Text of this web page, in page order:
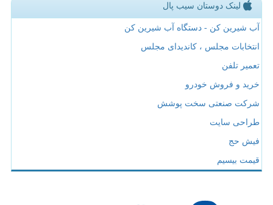
لینک دوستان سیب پال
آب شیرین کن - دستگاه آب شیرین کن
انتخابات مجلس ، کاندیدای مجلس
تعمیر تلفن
خرید و فروش خودرو
شرکت صنعتی سخت پوشش
طراحی سایت
فیش حج
قیمت بیسیم